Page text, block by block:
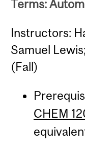
Terms:
Instructors:
Samuel
(Fall)
CHEM